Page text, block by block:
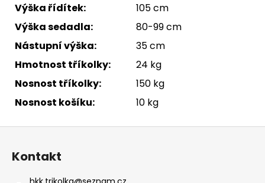
Výška řídítek:
105 cm
Výška sedadla:
80-99 cm
Nástupní výška:
35 cm
Hmotnost tříkolky:
24 kg
Nosnost tříkolky:
150 kg
Nosnost košíku:
10 kg
Z
Kontakt